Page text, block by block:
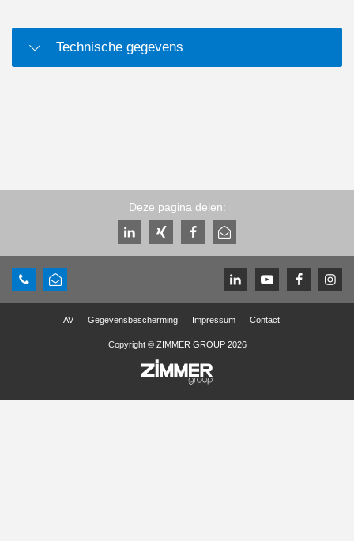
Technische gegevens
Deze pagina delen:
AV Gegevensbescherming Impressum Contact
Copyright © ZIMMER GROUP 2026